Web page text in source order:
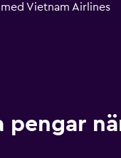
Vietnam Airlines
pengar